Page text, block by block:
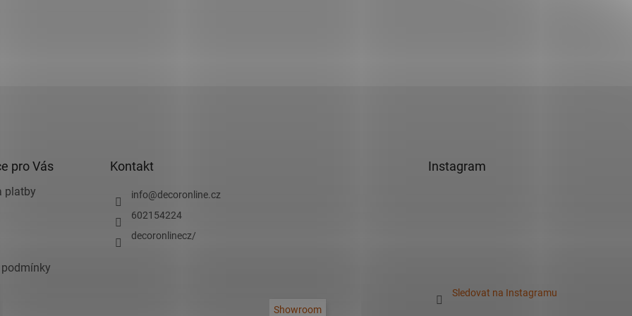
pro Vás
platby
Kontakt
info@decoronline.cz
602154224
decoronlinecz/
Showroom
Instagram
Sledovat na Instagramu